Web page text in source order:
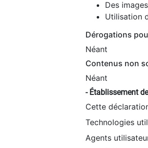
Des
Utilisation
Dérogations
Néant
Contenus non
Néant
- Établissement
Cette
Technologies
Agents